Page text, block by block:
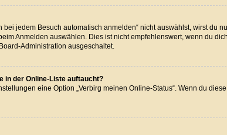
bei jedem Besuch automatisch anmelden“ nicht auswählst, wirst
Anmelden auswählen. Dies ist nicht empfehlenswert, wenn du
Administration ausgeschaltet.
in der Online-Liste auftaucht?
eine Option „Verbirg meinen Online-Status“. Wenn du